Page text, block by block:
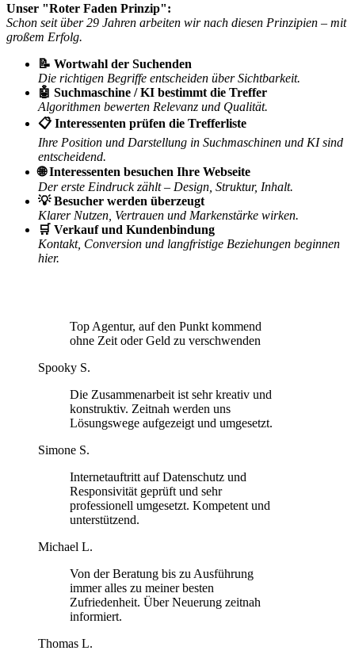
Unser "Roter Faden Prinzip":
Schon seit über 29 Jahren arbeiten wir nach diesen Prinzipien – mit
großem Erfolg.
📝 Wortwahl der Suchenden
Die richtigen Begriffe entscheiden über Sichtbarkeit.
🤖 Suchmaschine / KI bestimmt die Treffer
Algorithmen bewerten Relevanz und Qualität.
📋 Interessenten prüfen die Trefferliste
Ihre Position und Darstellung in Suchmaschinen und KI sind
entscheidend.
🌐 Interessenten besuchen Ihre Webseite
Der erste Eindruck zählt – Design, Struktur, Inhalt.
💡 Besucher werden überzeugt
Klarer Nutzen, Vertrauen und Markenstärke wirken.
🛒 Verkauf und Kundenbindung
Kontakt, Conversion und langfristige Beziehungen beginnen
hier.
Top Agentur, auf den Punkt kommend
ohne Zeit oder Geld zu verschwenden
Spooky S.
Die Zusammenarbeit ist sehr kreativ und
konstruktiv. Zeitnah werden uns
Lösungswege aufgezeigt und umgesetzt.
Simone S.
Internetauftritt auf Datenschutz und
Responsivität geprüft und sehr
professionell umgesetzt. Kompetent und
unterstützend.
Michael L.
Von der Beratung bis zu Ausführung
immer alles zu meiner besten
Zufriedenheit. Über Neuerung zeitnah
informiert.
Thomas L.